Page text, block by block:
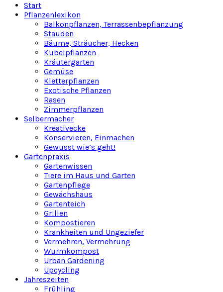
Start
Pflanzenlexikon
Balkonpflanzen, Terrassenbepflanzung
Stauden
Bäume, Sträucher, Hecken
Kübelpflanzen
Kräutergarten
Gemüse
Kletterpflanzen
Exotische Pflanzen
Rasen
Zimmerpflanzen
Selbermacher
Kreativecke
Konservieren, Einmachen
Gewusst wie’s geht!
Gartenpraxis
Gartenwissen
Tiere im Haus und Garten
Gartenpflege
Gewächshaus
Gartenteich
Grillen
Kompostieren
Krankheiten und Ungeziefer
Vermehren, Vermehrung
Wurmkompost
Urban Gardening
Upcycling
Jahreszeiten
Frühling